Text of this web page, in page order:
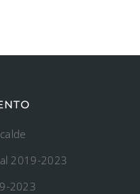
2019-2023
2023